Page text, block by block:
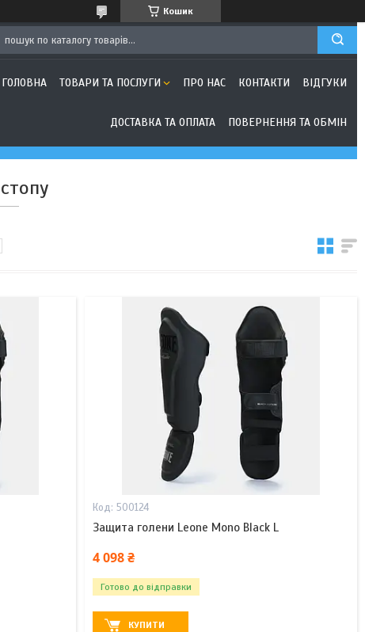
Кошик
ГОЛОВНА ТОВАРИ ТА ПОСЛУГИ ПРО НАС КОНТАКТИ ВІДГУКИ
ДОСТАВКА ТА ОПЛАТА ПОВЕРНЕННЯ ТА ОБМІН
500124
Защита голени Leone Mono Black L
4 098 ₴
Готово до відправки
КУПИТИ